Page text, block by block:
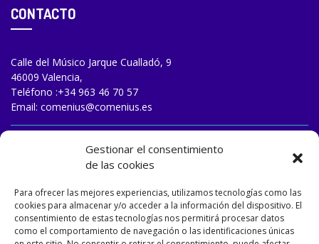
Gestionar el consentimiento
de las cookies
Para ofrecer las mejores experiencias, utilizamos tecnologías como las
cookies para almacenar y/o acceder a la información del dispositivo. El
consentimiento de estas tecnologías nos permitirá procesar datos
como el comportamiento de navegación o las identificaciones únicas
CONTACTO
Calle del Músico Jarque Cualladó, 9
46009 Valencia,
Teléfono :+34 963 46 70 57
Email: comenius@comenius.es